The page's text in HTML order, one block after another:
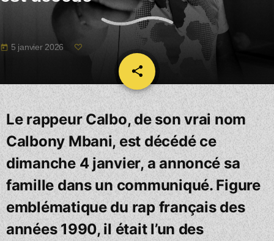
today 5 janvier 2026
share
email
Le rappeur Calbo, de son vrai nom
Calbony Mbani, est décédé ce
dimanche 4 janvier, a annoncé sa
famille dans un communiqué. Figure
emblématique du rap français des
années 1990, il était l’un des